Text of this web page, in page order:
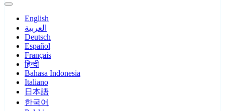
English
العربية
Deutsch
Español
Français
हिन्दी
Bahasa Indonesia
Italiano
日本語
한국어